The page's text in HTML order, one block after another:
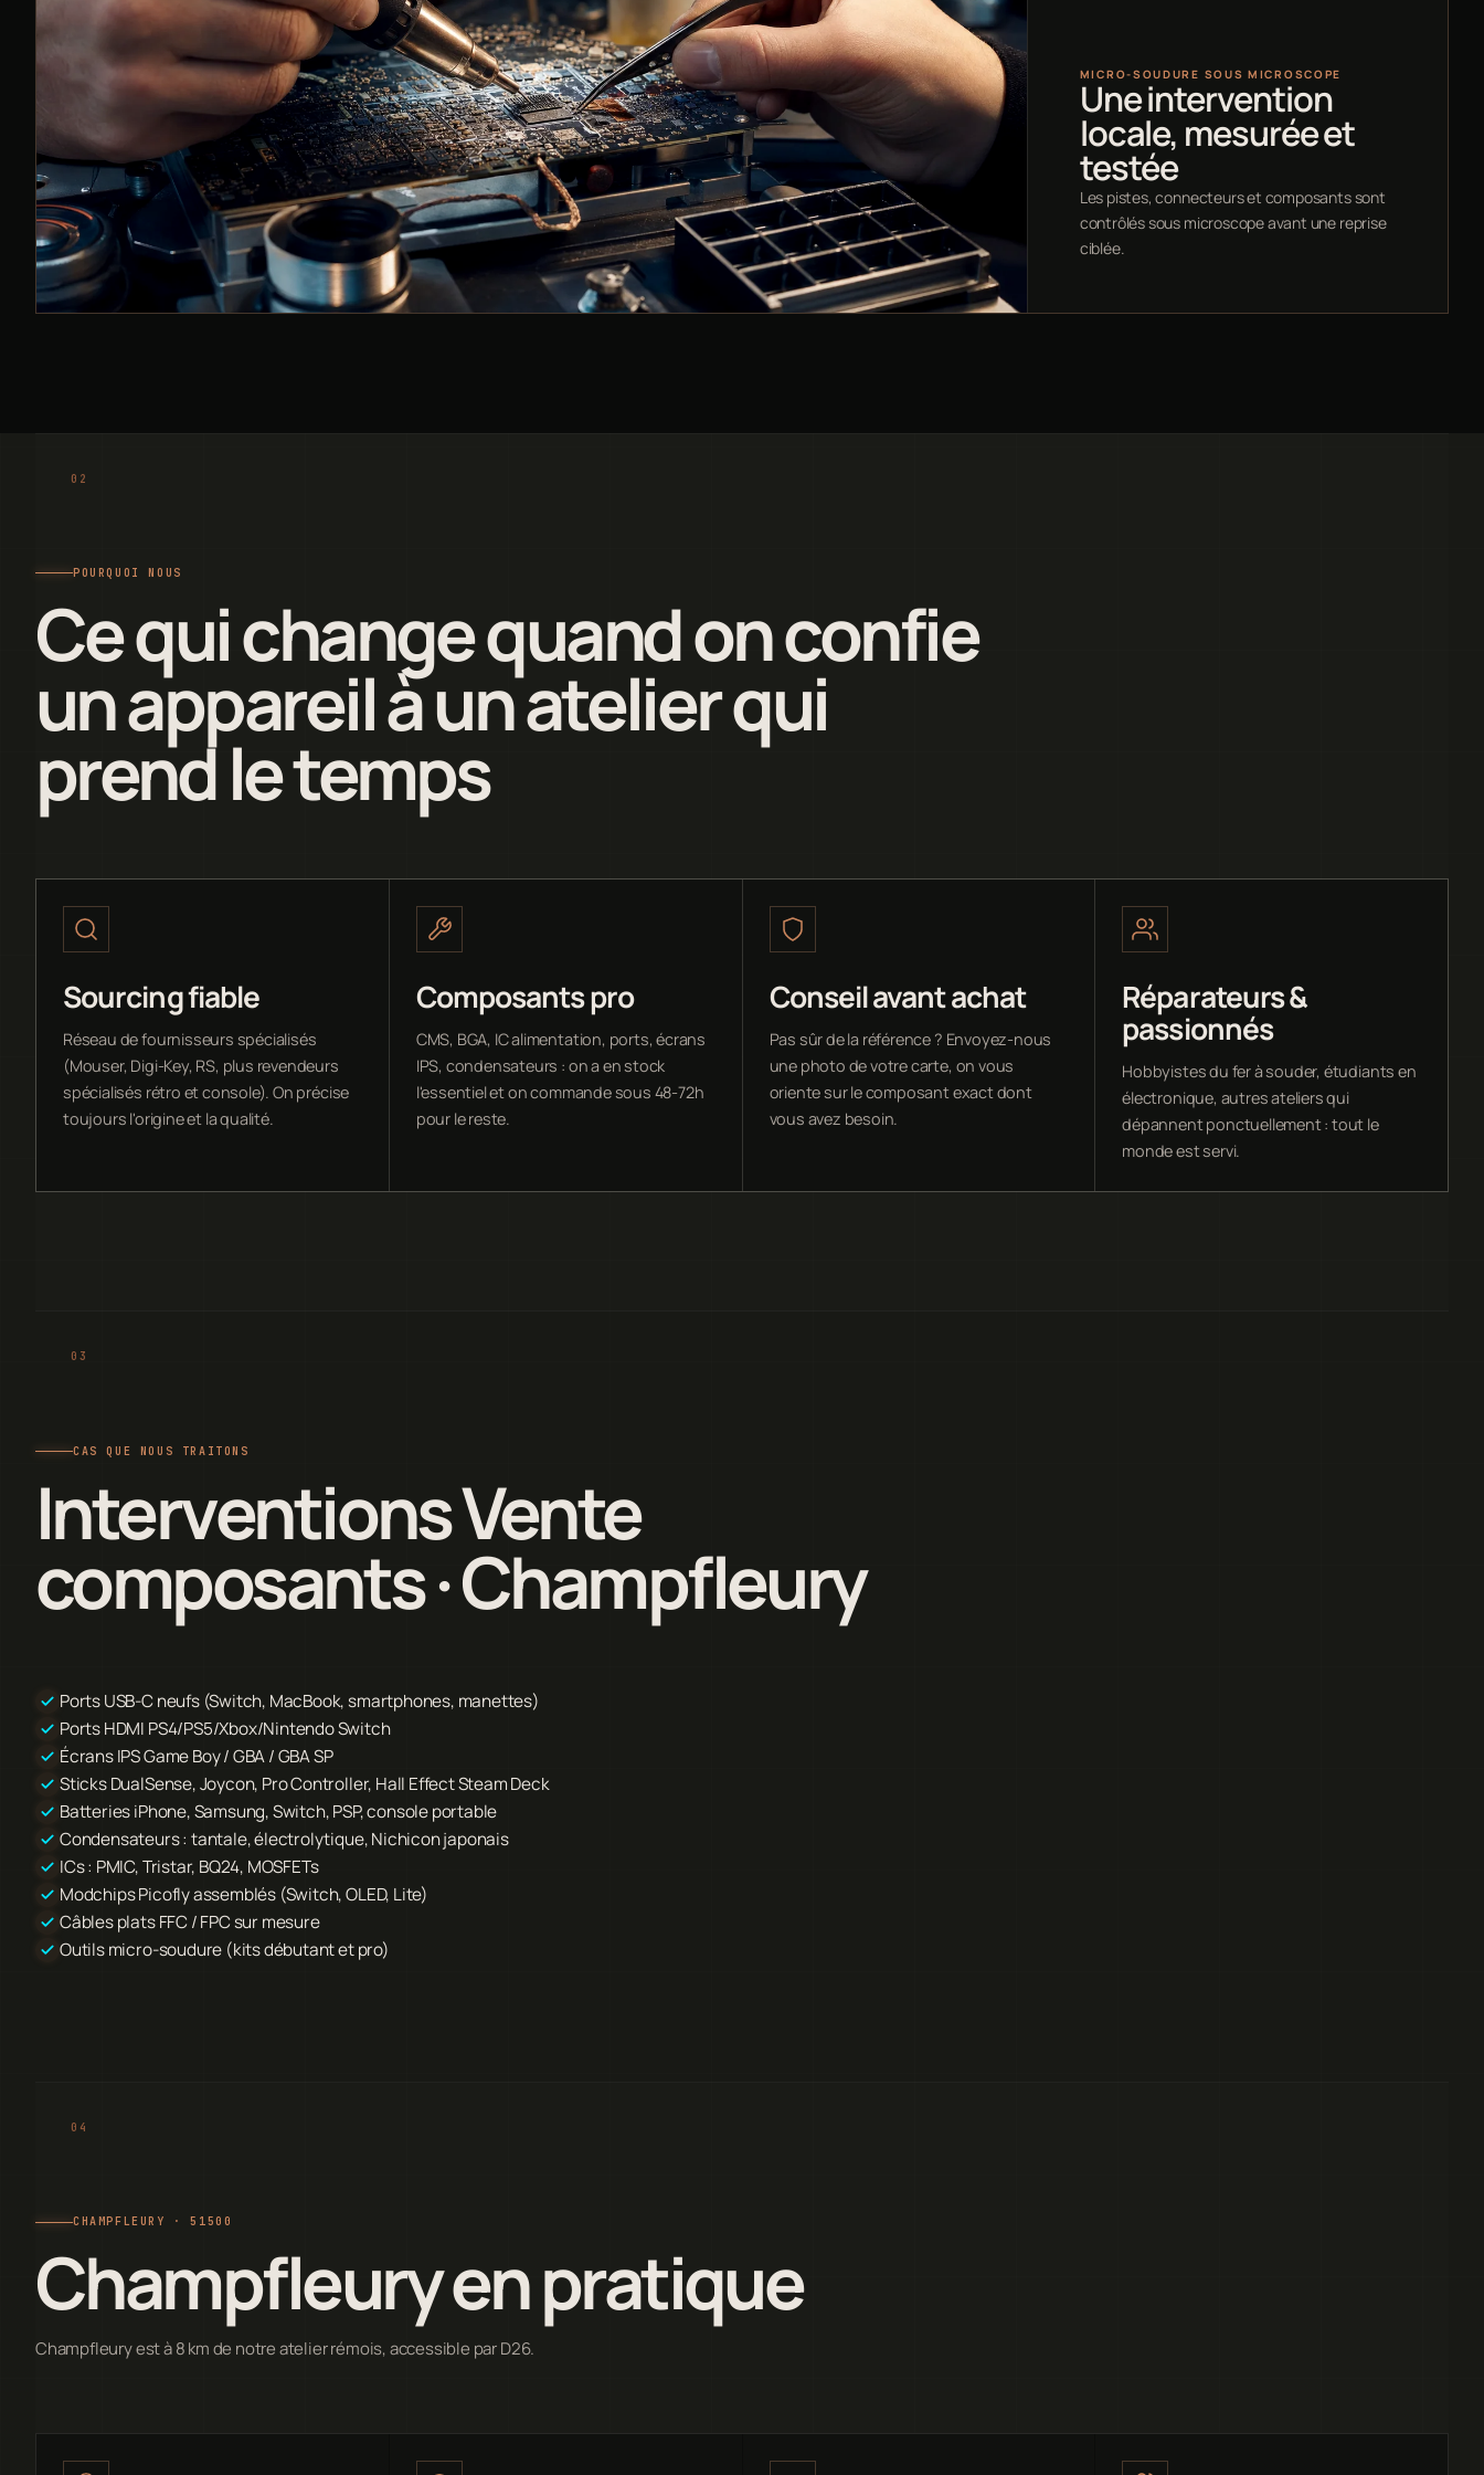
MICRO-SOUDURE SOUS MICROSCOPE
Une intervention
locale, mesurée et
testée
Les pistes, connecteurs et composants sont
contrôlés sous microscope avant une reprise
ciblée.
POURQUOI NOUS
Ce qui change quand on confie
un appareil à un atelier qui
prend le temps
Sourcing fiable
Réseau de fournisseurs spécialisés
(Mouser, Digi-Key, RS, plus revendeurs
spécialisés rétro et console). On précise
toujours l'origine et la qualité.
Composants pro
CMS, BGA, IC alimentation, ports, écrans
IPS, condensateurs : on a en stock
l'essentiel et on commande sous 48-72h
pour le reste.
Conseil avant achat
Pas sûr de la référence ? Envoyez-nous
une photo de votre carte, on vous
oriente sur le composant exact dont
vous avez besoin.
Réparateurs &
passionnés
Hobbyistes du fer à souder, étudiants en
électronique, autres ateliers qui
dépannent ponctuellement : tout le
monde est servi.
CAS QUE NOUS TRAITONS
Interventions Vente
composants · Champfleury
Ports USB-C neufs (Switch, MacBook, smartphones, manettes)
Ports HDMI PS4/PS5/Xbox/Nintendo Switch
Écrans IPS Game Boy / GBA / GBA SP
Sticks DualSense, Joycon, Pro Controller, Hall Effect Steam Deck
Batteries iPhone, Samsung, Switch, PSP, console portable
Condensateurs : tantale, électrolytique, Nichicon japonais
ICs : PMIC, Tristar, BQ24, MOSFETs
Modchips Picofly assemblés (Switch, OLED, Lite)
Câbles plats FFC / FPC sur mesure
Outils micro-soudure (kits débutant et pro)
CHAMPFLEURY · 51500
Champfleury en pratique
Champfleury est à 8 km de notre atelier rémois, accessible par D26.